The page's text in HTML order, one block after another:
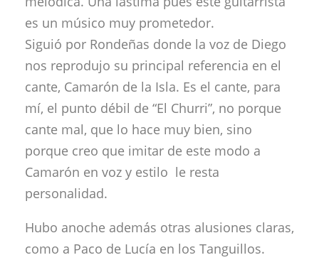
es un músico muy prometedor.
Siguió por Rondeñas donde la voz de Diego
nos reprodujo su principal referencia en el
cante, Camarón de la Isla. Es el cante, para
mí, el punto débil de “El Churri”, no porque
cante mal, que lo hace muy bien, sino
porque creo que imitar de este modo a
Camarón en voz y estilo le resta
personalidad.
Hubo anoche además otras alusiones claras,
como a Paco de Lucía en los Tanguillos.